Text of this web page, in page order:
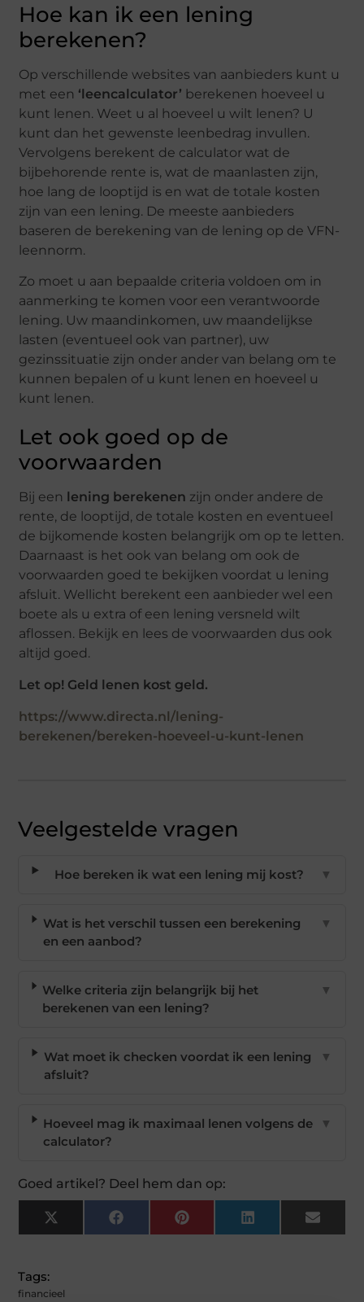
Hoe kan ik een lening
berekenen?
Op verschillende websites van aanbieders kunt u
met een ‘leencalculator’ berekenen hoeveel u
kunt lenen. Weet u al hoeveel u wilt lenen? U
kunt dan het gewenste leenbedrag invullen.
Vervolgens berekent de calculator wat de
bijbehorende rente is, wat de maanlasten zijn,
hoe lang de looptijd is en wat de totale kosten
zijn van een lening. De meeste aanbieders
baseren de berekening van de lening op de VFN-
leennorm.
Zo moet u aan bepaalde criteria voldoen om in
aanmerking te komen voor een verantwoorde
lening. Uw maandinkomen, uw maandelijkse
lasten (eventueel ook van partner), uw
gezinssituatie zijn onder ander van belang om te
kunnen bepalen of u kunt lenen en hoeveel u
kunt lenen.
Let ook goed op de
voorwaarden
Bij een lening berekenen zijn onder andere de
rente, de looptijd, de totale kosten en eventueel
de bijkomende kosten belangrijk om op te letten.
Daarnaast is het ook van belang om ook de
voorwaarden goed te bekijken voordat u lening
afsluit. Wellicht berekent een aanbieder wel een
boete als u extra of een lening versneld wilt
aflossen. Bekijk en lees de voorwaarden dus ook
altijd goed.
Let op! Geld lenen kost geld.
https://www.directa.nl/lening-
berekenen/bereken-hoeveel-u-kunt-lenen
Veelgestelde vragen
Hoe bereken ik wat een lening mij kost? ▼
Wat is het verschil tussen een berekening
en een aanbod?
▼
Welke criteria zijn belangrijk bij het
berekenen van een lening?
▼
Wat moet ik checken voordat ik een lening
afsluit?
▼
Hoeveel mag ik maximaal lenen volgens de
calculator?
▼
Goed artikel? Deel hem dan op:
X
(Twitter)
FacebookPinterest LinkedIn Email
Tags:
financieel